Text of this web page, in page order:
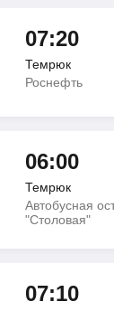
07:20
Темрюк
Роснефть
06:00
Темрюк
Автобусная
"Столовая"
07:10